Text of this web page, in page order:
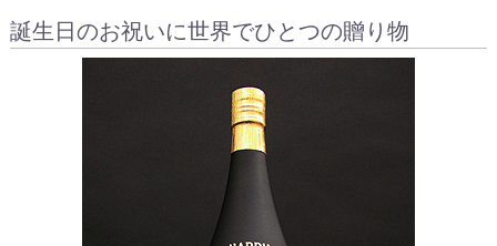
誕生日のお祝いに世界でひとつの贈り物